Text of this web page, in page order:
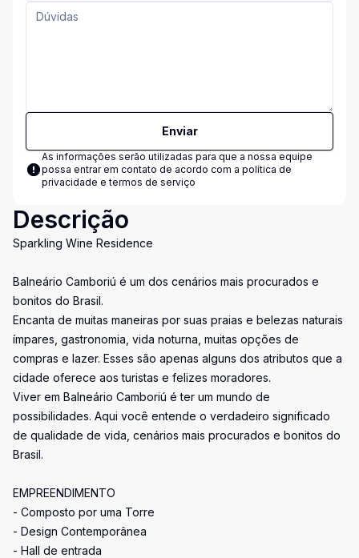
Enviar
As informações serão utilizadas para que a nossa equipe
possa entrar em contato de acordo com a política de
privacidade e termos de serviço
Descrição
Sparkling Wine Residence
Balneário Camboriú é um dos cenários mais procurados e
bonitos do Brasil.
Encanta de muitas maneiras por suas praias e belezas naturais
ímpares, gastronomia, vida noturna, muitas opções de
compras e lazer. Esses são apenas alguns dos atributos que a
cidade oferece aos turistas e felizes moradores.
Viver em Balneário Camboriú é ter um mundo de
possibilidades. Aqui você entende o verdadeiro significado
de qualidade de vida, cenários mais procurados e bonitos do
Brasil.
EMPREENDIMENTO
- Composto por uma Torre
- Design Contemporânea
- Hall de entrada